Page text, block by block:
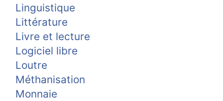
Linguistique
Littérature
Livre et lecture
Logiciel libre
Loutre
Méthanisation
Monnaie